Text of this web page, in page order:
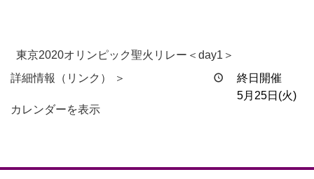
東京2020オリンピック聖火リレー＜day1＞
終日開催
5月25日(火)
詳細情報（リンク） ＞
カレンダーを表示